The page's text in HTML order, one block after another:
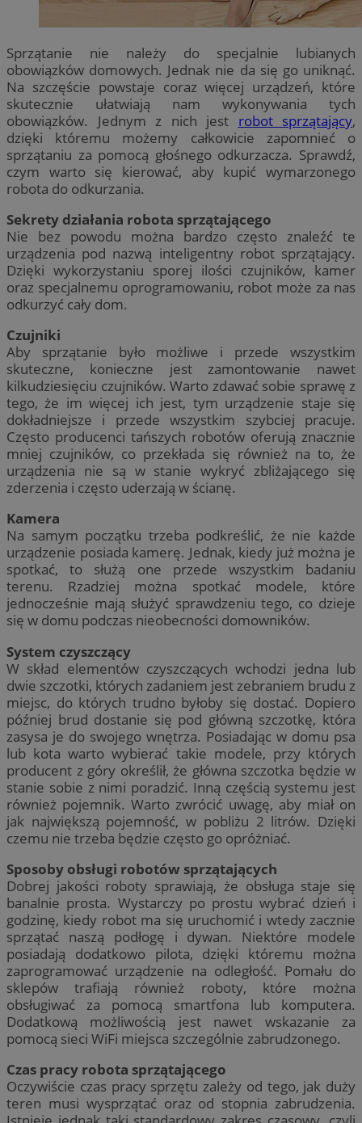
Sprzątanie nie należy do specjalnie lubianych
obowiązków domowych. Jednak nie da się go uniknąć.
Na szczęście powstaje coraz więcej urządzeń, które
skutecznie ułatwiają nam wykonywania tych
obowiązków. Jednym z nich jest robot sprzątający,
dzięki któremu możemy całkowicie zapomnieć o
sprzątaniu za pomocą głośnego odkurzacza. Sprawdź,
czym warto się kierować, aby kupić wymarzonego
robota do odkurzania.
Sekrety działania robota sprzątającego
Nie bez powodu można bardzo często znaleźć te
urządzenia pod nazwą inteligentny robot sprzątający.
Dzięki wykorzystaniu sporej ilości czujników, kamer
oraz specjalnemu oprogramowaniu, robot może za nas
odkurzyć cały dom.
Czujniki
Aby sprzątanie było możliwe i przede wszystkim
skuteczne, konieczne jest zamontowanie nawet
kilkudziesięciu czujników. Warto zdawać sobie sprawę z
tego, że im więcej ich jest, tym urządzenie staje się
dokładniejsze i przede wszystkim szybciej pracuje.
Często producenci tańszych robotów oferują znacznie
mniej czujników, co przekłada się również na to, że
urządzenia nie są w stanie wykryć zbliżającego się
zderzenia i często uderzają w ścianę.
Kamera
Na samym początku trzeba podkreślić, że nie każde
urządzenie posiada kamerę. Jednak, kiedy już można je
spotkać, to służą one przede wszystkim badaniu
terenu. Rzadziej można spotkać modele, które
jednocześnie mają służyć sprawdzeniu tego, co dzieje
się w domu podczas nieobecności domowników.
System czyszczący
W skład elementów czyszczących wchodzi jedna lub
dwie szczotki, których zadaniem jest zebraniem brudu z
miejsc, do których trudno byłoby się dostać. Dopiero
później brud dostanie się pod główną szczotkę, która
zasysa je do swojego wnętrza. Posiadając w domu psa
lub kota warto wybierać takie modele, przy których
producent z góry określił, że główna szczotka będzie w
stanie sobie z nimi poradzić. Inną częścią systemu jest
również pojemnik. Warto zwrócić uwagę, aby miał on
jak największą pojemność, w pobliżu 2 litrów. Dzięki
czemu nie trzeba będzie często go opróżniać.
Sposoby obsługi robotów sprzątających
Dobrej jakości roboty sprawiają, że obsługa staje się
banalnie prosta. Wystarczy po prostu wybrać dzień i
godzinę, kiedy robot ma się uruchomić i wtedy zacznie
sprzątać naszą podłogę i dywan. Niektóre modele
posiadają dodatkowo pilota, dzięki któremu można
zaprogramować urządzenie na odległość. Pomału do
sklepów trafiają również roboty, które można
obsługiwać za pomocą smartfona lub komputera.
Dodatkową możliwością jest nawet wskazanie za
pomocą sieci WiFi miejsca szczególnie zabrudzonego.
Czas pracy robota sprzątającego
Oczywiście czas pracy sprzętu zależy od tego, jak duży
teren musi wysprzątać oraz od stopnia zabrudzenia.